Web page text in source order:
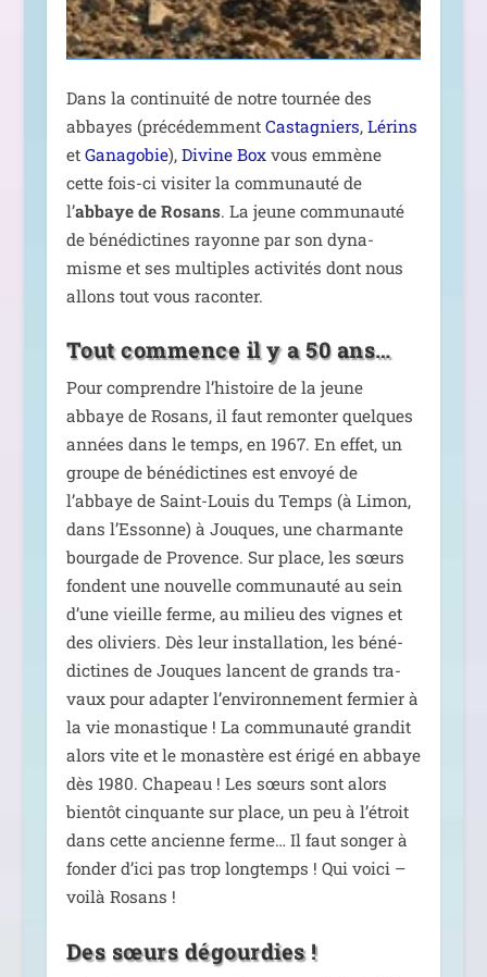
Dans la conti­nui­té de notre tour­née des
abbayes (pré­cé­dem­ment Castagniers, Lérins
et Ganagobie), Divine Boxvous emmène
cette fois-ci visi­ter la com­mu­nau­té de
l’abbaye de Rosans. La jeune com­mu­nau­té
de béné­dic­tines rayonne par son dyna­
misme et ses mul­tiples acti­vi­tés dont nous
allons tout vous raconter.
Tout commence il y a 50 ans…
Pour com­prendre l’histoire de la jeune
abbaye de Rosans, il faut remon­ter quelques
années dans le temps, en 1967. En effet, un
groupe de béné­dic­tines est envoyé de
l’abbaye de Saint-Louis du Temps (à Limon,
dans l’Essonne) à Jouques, une char­mante
bour­gade de Provence. Sur place, les sœurs
fondent une nou­velle com­mu­nau­té au sein
d’une vieille ferme, au milieu des vignes et
des oli­viers. Dès leur ins­tal­la­tion, les béné­
dic­tines de Jouques lancent de grands tra­
vaux pour adap­ter l’environnement fer­mier à
la vie monas­tique ! La com­mu­nau­té gran­dit
alors vite et le monas­tère est éri­gé en abbaye
dès 1980. Chapeau ! Les sœurs sont alors
bien­tôt cin­quante sur place, un peu à l’étroit
dans cette ancienne ferme… Il faut son­ger à
fon­der d’ici pas trop long­temps ! Qui voi­ci –
voi­là Rosans !
Des sœurs dégourdies !